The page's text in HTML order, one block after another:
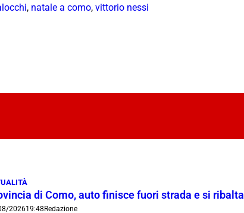
, natale a como, vittorio nessi
di Como, auto finisce fuori strada e si ribalta
202619:48 Redazione